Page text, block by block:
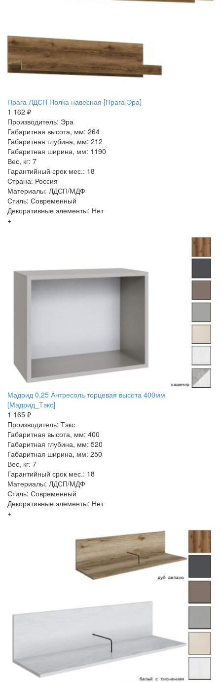
Прага ЛДСП Полка навесная [Прага Эра]
1 162 ₽
Производитель: Эра
Габаритная высота, мм: 264
Габаритная глубина, мм: 212
Габаритная ширина, мм: 1190
Вес, кг: 7
Гарантийный срок мес.: 18
Страна: Россия
Материалы: ЛДСП/МДФ
Стиль: Современный
Декоративные элементы: Нет
+
Мадрид 0,25 Антресоль торцевая высота 400мм
[Мадрид_Тэкс]
1 165 ₽
Производитель: Тэкс
Габаритная высота, мм: 400
Габаритная глубина, мм: 520
Габаритная ширина, мм: 250
Вес, кг: 7
Гарантийный срок мес.: 18
Материалы: ЛДСП/МДФ
Стиль: Современный
Декоративные элементы: Нет
+